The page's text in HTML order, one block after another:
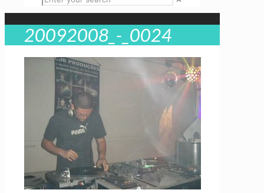
20092008_-_0024